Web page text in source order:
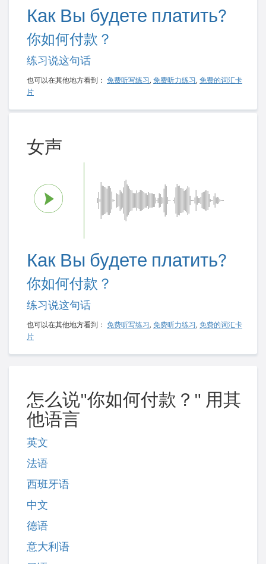
Как Вы будете платить?
你如何付款？
练习说这句话
也可以在其他地方看到： 免费听写练习, 免费听力练习, 免费的词汇卡
片
女声
Как Вы будете платить?
你如何付款？
练习说这句话
也可以在其他地方看到： 免费听写练习 , 免费听力练习 , 免费的词汇卡
片
怎么说"你如何付款？" 用其
他语言
英文
法语
西班牙语
中文
德语
意大利语